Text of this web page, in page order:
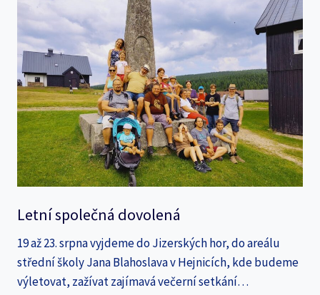
Letní společná dovolená
19 až 23. srpna vyjdeme do Jizerských hor, do areálu
střední školy Jana Blahoslava v Hejnicích, kde budeme
výletovat, zažívat zajímavá večerní setkání…